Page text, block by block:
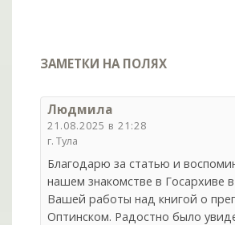
ЗАМЕТКИ НА ПОЛЯХ
Людмила
21.08.2025 в 21:28
г. Тула
Благодарю за статью и
нашем знакомстве в Госархиве
Вашей работы над книгой о
Оптинском. Радостно было